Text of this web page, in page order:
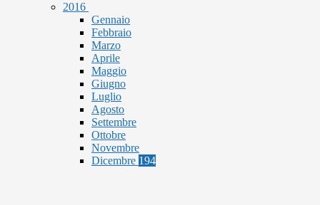
2016
Gennaio
Febbraio
Marzo
Aprile
Maggio
Giugno
Luglio
Agosto
Settembre
Ottobre
Novembre
Dicembre 194